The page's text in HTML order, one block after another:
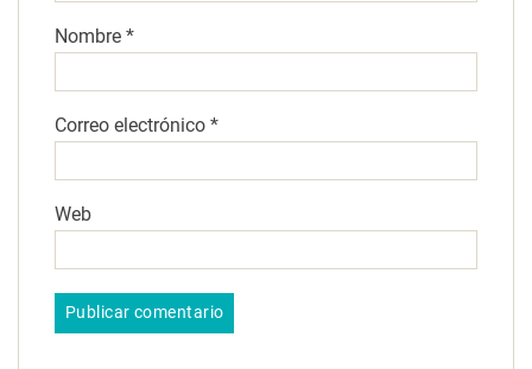
Nombre *
Correo electrónico *
Web